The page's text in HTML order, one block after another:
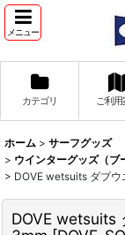
メニュー
カテゴリ ご利用
ホーム > サーフグッズ
> ウインターグッズ（ブ
> DOVE wetsuits ダブ
DOVE wetsuits